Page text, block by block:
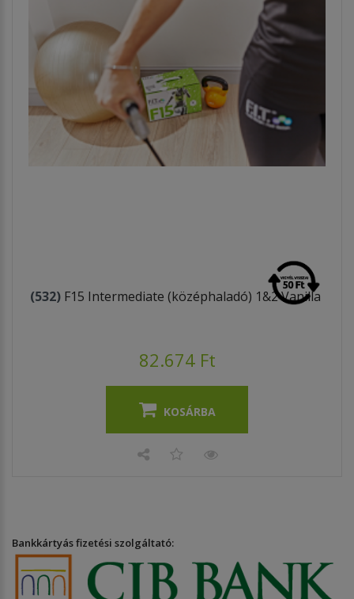
(532) F15 Intermediate (középhaladó) 1&2 Vanilla
82.674 Ft
KOSÁRBA
Bankkártyás fizetési szolgáltató: